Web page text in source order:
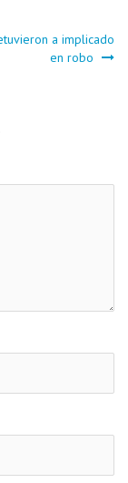
a implicado
en robo